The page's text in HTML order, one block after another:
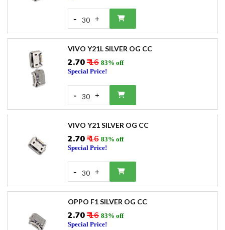
- 30 +
VIVO Y21L SILVER OG CC
₹2.70₹ 16 83% off
Special Price!
- 30 +
VIVO Y21 SILVER OG CC
₹2.70₹ 16 83% off
Special Price!
- 30 +
OPPO F1 SILVER OG CC
₹2.70₹ 16 83% off
Special Price!